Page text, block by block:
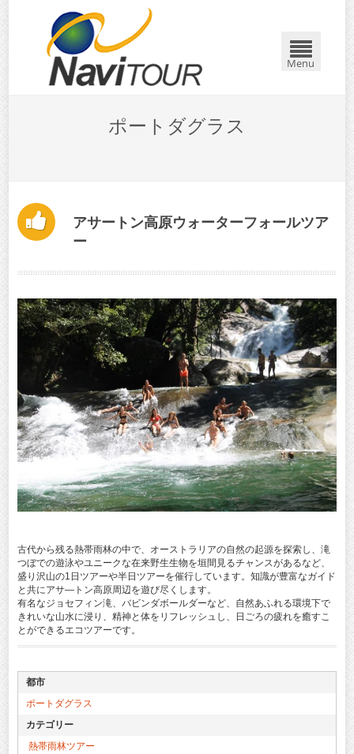
Menu
ポートダグラス
アサートン高原ウォーターフォールツア
ー
古代から残る熱帯雨林の中で、オーストラリアの自然の起源を探索し、滝
つぼでの遊泳やユニークな在来野生生物を垣間見るチャンスがあるなど、
盛り沢山の1日ツアーや半日ツアーを催行しています。知識が豊富なガイド
と共にアサ―トン高原周辺を遊び尽くします。
有名なジョセフィン滝、バビンダボールダーなど、自然あふれる環境下で
きれいな山水に浸り、精神と体をリフレッシュし、日ごろの疲れを癒すこ
とができるエコツアーです。
都市
ポートダグラス
カテゴリー
熱帯雨林ツアー